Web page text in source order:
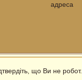
адреса
що Ви не робот.